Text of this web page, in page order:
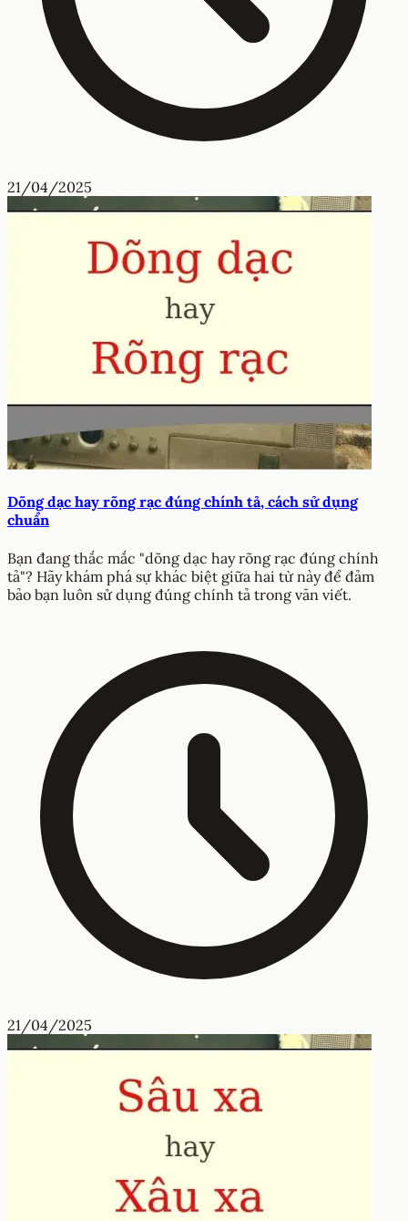
21/04/2025
Dõng dạc hay rõng rạc đúng chính tả, cách sử dụng
chuẩn
Bạn đang thắc mắc "dõng dạc hay rõng rạc đúng chính
tả"? Hãy khám phá sự khác biệt giữa hai từ này để đảm
bảo bạn luôn sử dụng đúng chính tả trong văn viết.
21/04/2025